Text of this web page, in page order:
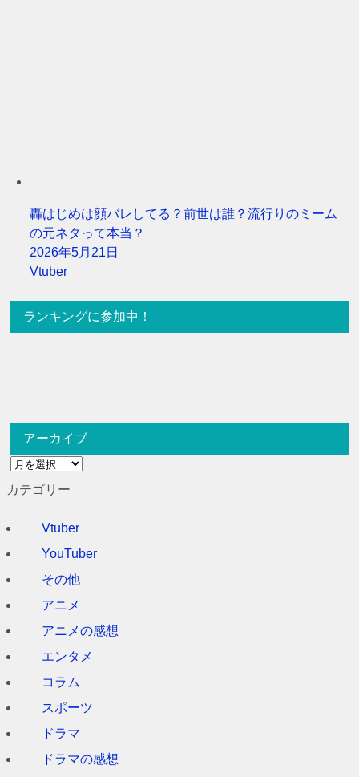
轟はじめは顔バレしてる？前世は誰？流行りのミーム
の元ネタって本当？
2026年5月21日
Vtuber
ランキングに参加中！
アーカイブ
ア
ー
カテゴリー
Vtuber
YouTuber
その他
アニメ
アニメの感想
エンタメ
コラム
スポーツ
ドラマ
ドラマの感想